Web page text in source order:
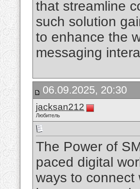
that streamline
such solution
to enhance the
messaging
06.09.2025, 20:30
jacksan212
Любитель
The Power of
paced digital
ways to connect